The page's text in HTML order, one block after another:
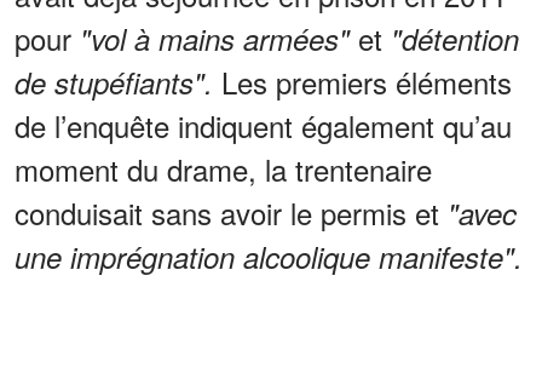
pour "vol à mains armées"et "détention
de stupéfiants". Les premiers éléments
de l’enquête indiquent également qu’au
moment du drame, la trentenaire
conduisait sans avoir le permis et "avec
une imprégnation alcoolique manifeste".